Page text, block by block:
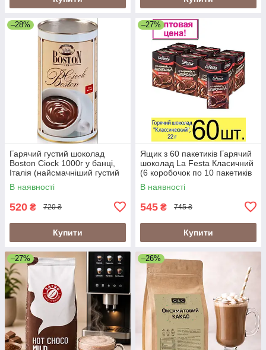
–28%
Гарячий густий шоколад
Boston Ciock 1000г у банці,
Італія (найсмачніший густий
шоколад Бостон), 40 порцій
В наявності
520 ₴ 720 ₴
Купити
–27%
Ящик з 60 пакетиків Гарячий
шоколад La Festa Класичний
(6 коробочок по 10 пакетиків
× 22г (шоколад lafesta)
В наявності
545 ₴ 745 ₴
Купити
–27% –26%